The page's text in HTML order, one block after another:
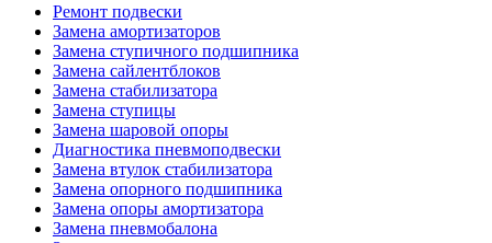
Ремонт подвески
Замена амортизаторов
Замена ступичного подшипника
Замена сайлентблоков
Замена стабилизатора
Замена ступицы
Замена шаровой опоры
Диагностика пневмоподвески
Замена втулок стабилизатора
Замена опорного подшипника
Замена опоры амортизатора
Замена пневмобалона